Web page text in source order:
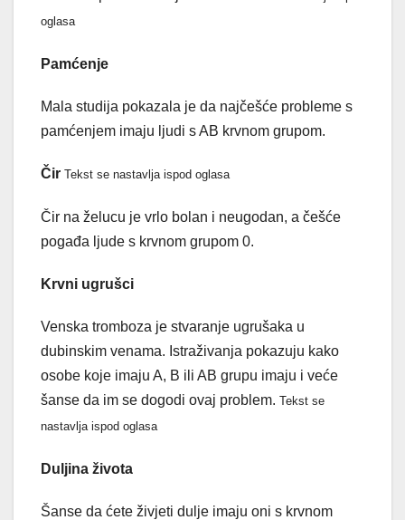
oglasa
Pamćenje
Mala studija pokazala je da najčešće probleme s
pamćenjem imaju ljudi s AB krvnom grupom.
Čir Tekst se nastavlja ispod oglasa
Čir na želucu je vrlo bolan i neugodan, a češće
pogađa ljude s krvnom grupom 0.
Krvni ugrušci
Venska tromboza je stvaranje ugrušaka u
dubinskim venama. Istraživanja pokazuju kako
osobe koje imaju A, B ili AB grupu imaju i veće
šanse da im se dogodi ovaj problem. Tekst se
nastavlja ispod oglasa
Duljina života
Šanse da ćete živjeti dulje imaju oni s krvnom